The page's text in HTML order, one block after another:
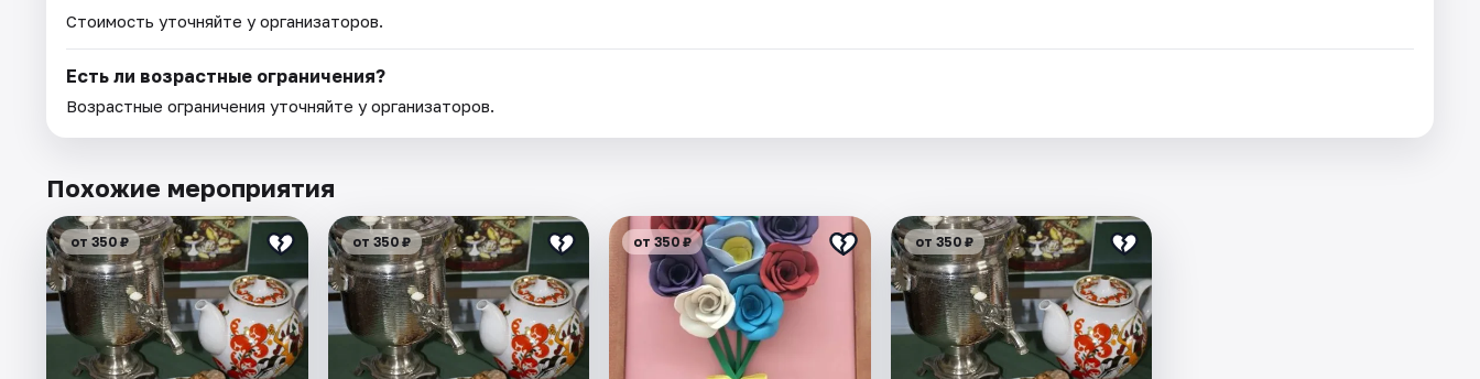
Стоимость уточняйте у организаторов.
Есть ли возрастные ограничения?
Возрастные ограничения уточняйте у организаторов.
Похожие мероприятия
от 350 ₽ от 350 ₽ от 350 ₽ от 350 ₽